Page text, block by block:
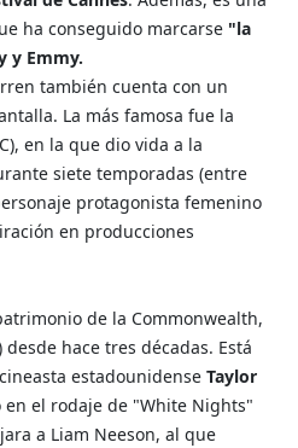
ha conseguido marcarse "la
y Emmy.
también cuenta con un
La más famosa fue la
en la que dio vida a la
siete temporadas (entre
protagonista femenino
en producciones
de la Commonwealth,
desde hace tres décadas. Está
estadounidenseTaylor
en el rodaje de "White Nights"
a Liam Neeson, al que